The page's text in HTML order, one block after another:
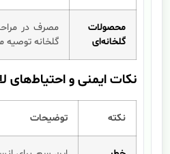
محصولات
گلخانه‌ای
مصرف در
گلخانه
نکات ایمنی و احتیاط‌های
نکته توضیحات